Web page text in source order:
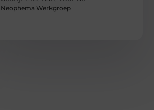
Neophema Werkgroep